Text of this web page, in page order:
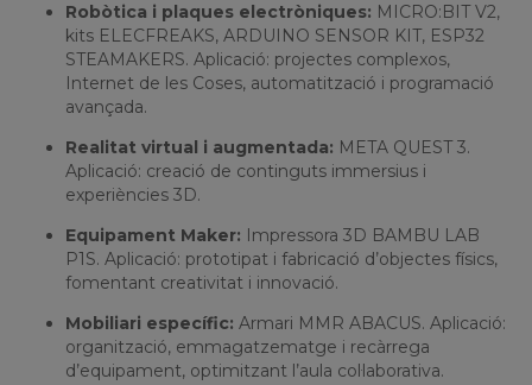
Robòtica i plaques electròniques: MICRO:BIT V2,
kits ELECFREAKS, ARDUINO SENSOR KIT, ESP32
STEAMAKERS. Aplicació: projectes complexos,
Internet de les Coses, automatització i programació
avançada.
Realitat virtual i augmentada: META QUEST 3.
Aplicació: creació de continguts immersius i
experiències 3D.
Equipament Maker: Impressora 3D BAMBU LAB
P1S. Aplicació: prototipat i fabricació d’objectes físics,
fomentant creativitat i innovació.
Mobiliari específic: Armari MMR ABACUS. Aplicació:
organització, emmagatzematge i recàrrega
d’equipament, optimitzant l’aula col·laborativa.